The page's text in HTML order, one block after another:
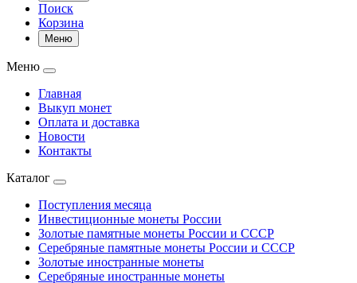
Поиск
Корзина
Меню
Меню
Главная
Выкуп монет
Оплата и доставка
Новости
Контакты
Каталог
Поступления месяца
Инвестиционные монеты России
Золотые памятные монеты России и СССР
Серебряные памятные монеты России и СССР
Золотые иностранные монеты
Серебряные иностранные монеты